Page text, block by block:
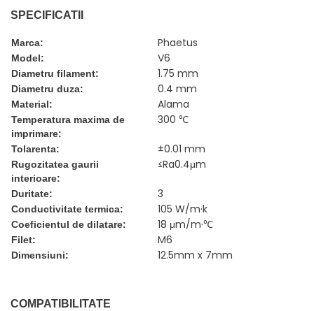
SPECIFICATII
Marca: Phaetus
Model: V6
Diametru filament: 1.75 mm
Diametru duza: 0.4 mm
Material: Alama
Temperatura maxima de
imprimare:
300 ℃
Tolarenta: ±0.01 mm
Rugozitatea gaurii
interioare:
≤Ra0.4μm
Duritate: 3
Conductivitate termica: 105 W/m·k
Coeficientul de dilatare: 18 μm/m·℃
Filet: M6
Dimensiuni: 12.5mm x 7mm
COMPATIBILITATE